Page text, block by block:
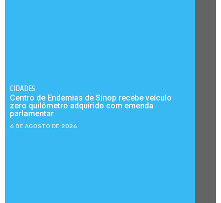
CIDADES
Centro de Endemias de Sinop recebe veículo
zero quilômetro adquirido com emenda
parlamentar
6 DE AGOSTO DE 2026